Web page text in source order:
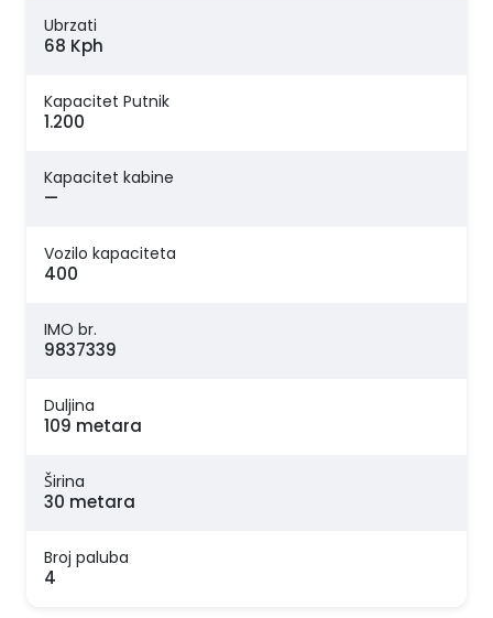
Ubrzati
68 Kph
Kapacitet Putnik
1.200
Kapacitet kabine
—
Vozilo kapaciteta
400
IMO br.
9837339
Duljina
109 metara
Širina
30 metara
Broj paluba
4